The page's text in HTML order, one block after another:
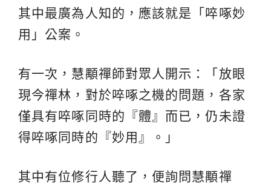
其中最廣為人知的，應該就是「啐啄妙
用」公案。
有一次，慧顒禪師對眾人開示：「放眼
現今禪林，對於啐啄之機的問題，各家
僅具有啐啄同時的『體』而已，仍未證
得啐啄同時的『妙用』。」
其中有位修行人聽了，便詢問慧顒禪